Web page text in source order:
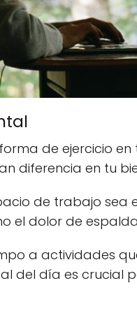
de ejercicio en
diferencia en tu
de trabajo
el dolor de
a actividades
del día es crucial